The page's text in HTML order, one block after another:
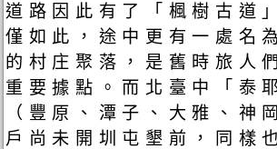
道路因此有了「楓樹古道
僅如此，途中更有一處名
的村庄聚落，是舊時旅人
重要據點。而北臺中「泰
（豐原、潭子、大雅、神
戶尚未開圳屯墾前，同樣